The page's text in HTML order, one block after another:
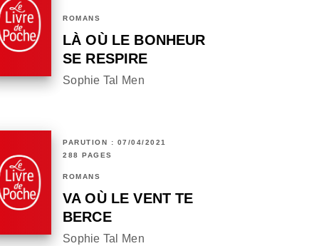
ROMANS
LÀ OÙ LE BONHEUR
SE RESPIRE
Sophie Tal Men
PARUTION : 07/04/2021
288 PAGES
ROMANS
VA OÙ LE VENT TE
BERCE
Sophie Tal Men